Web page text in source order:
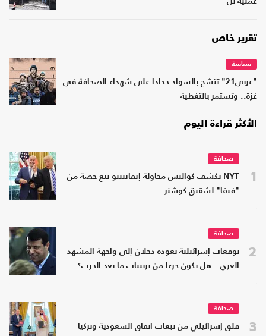
تقرير خاص
سياسة
"عربي21" تتشح بالسواد حدادا على شهداء الصحافة في
غزة.. وتستمر بالتغطية
الأكثر قراءة اليوم
1
صحافة
NYT تكشف كواليس محاولة إنفانتينو بيع حصة من
"فيفا" لشقيق كوشنر
2
صحافة
توقعات إسرائيلية بعودة دحلان إلى واجهة المشهد
الغزي.. هل يكون جزءا من ترتيبات ما بعد الحرب؟
3
صحافة
قلق إسرائيلي من تبعات اتفاق السعودية وتركيا